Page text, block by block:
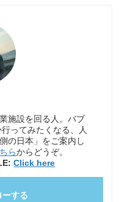
施設を回る人。バブ
ってみたくなる、人
の日本」をご案内し
らからどうぞ。
Click here
ーする